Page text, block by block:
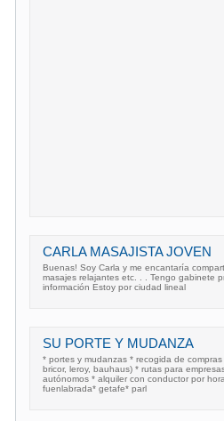
CARLA MASAJISTA JOVEN
Buenas! Soy Carla y me encantaría
masajes relajantes etc. . . Tengo gabinete
información Estoy por ciudad lineal
SU PORTE Y MUDANZA
* portes y mudanzas * recogida de compras
bricor, leroy, bauhaus) * rutas para
autónomos * alquiler con conductor por
fuenlabrada* getafe* parl